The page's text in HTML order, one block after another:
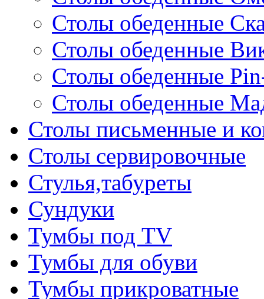
Столы обеденные
Столы обеденные
Столы обеденные
Столы обеденные
Столы письменные и
Столы сервировочные
Стулья,табуреты
Сундуки
Тумбы под TV
Тумбы для обуви
Тумбы прикроватные